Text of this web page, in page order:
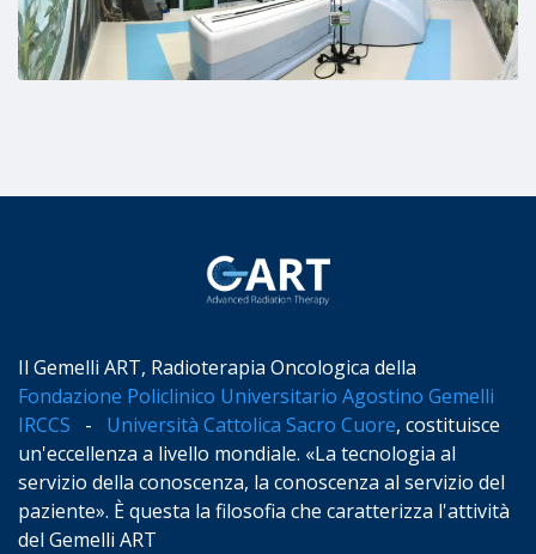
Il Gemelli ART, Radioterapia Oncologica della
Fondazione Policlinico Universitario Agostino Gemelli
IRCCS - Università Cattolica Sacro Cuore, costituisce
un'eccellenza a livello mondiale. «La tecnologia al
servizio della conoscenza, la conoscenza al servizio del
paziente». È questa la filosofia che caratterizza l'attività
del Gemelli ART